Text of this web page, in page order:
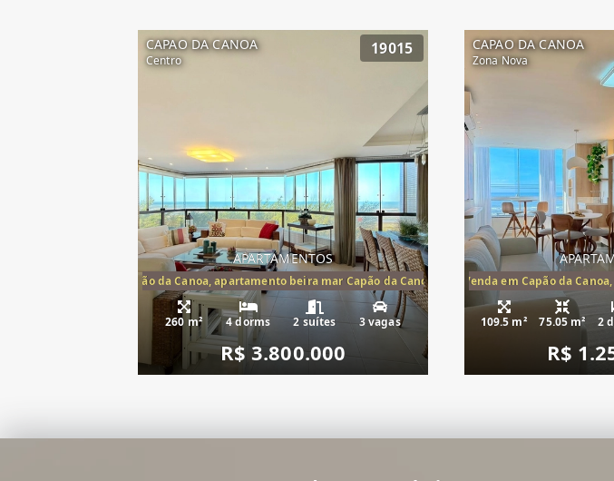
CAPAO DA CANOA
Centro
19015
APARTAMENTOS
frente mar Capão da Canoa, apartamento beira mar Capão da Canoa, apartamento à venda Cap
260 m² 4 dorms 2 suítes 3 vagas
R$ 3.800.000
CAPAO DA CANOA
Zona Nova
Apartamento Beira-Mar à Venda em Capão da
109.5 m² 75.05 m² 2
R$